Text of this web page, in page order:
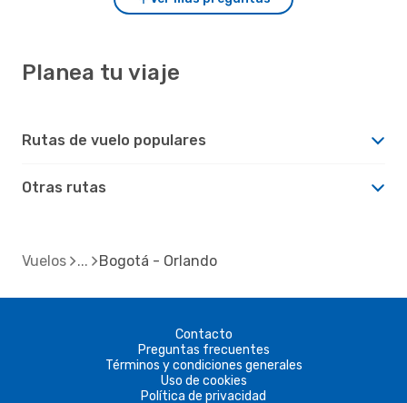
Planea tu viaje
Rutas de vuelo populares
Otras rutas
Vuelos Bogotá - Orlando
Contacto
Preguntas frecuentes
Términos y condiciones generales
Uso de cookies
Política de privacidad